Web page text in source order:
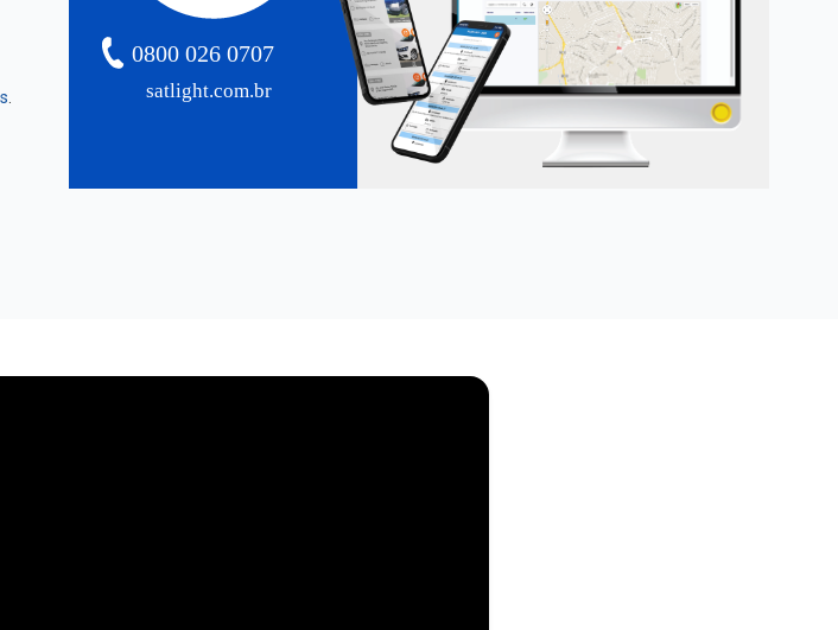
satlight.com.br
0800 026 0707